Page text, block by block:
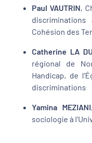
Paul VAUTRIN,
Cohésion des
Catherine LA
régional de
Handicap, de
discriminations
Yamina MEZIANI
sociologie à